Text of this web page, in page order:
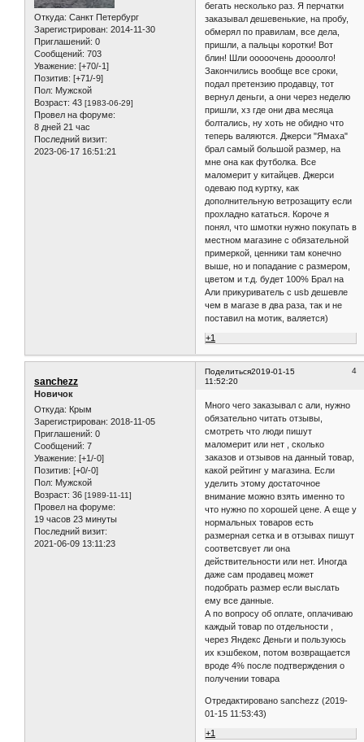
Откуда: Санкт Петербург
Зарегистрирован: 2014-11-30
Приглашений: 0
Сообщений: 703
Уважение: [+70/-1]
Позитив: [+71/-9]
Пол: Мужской
Возраст: 43 [1983-06-29]
Провел на форуме:
8 дней 21 час
Последний визит:
2023-06-17 16:51:21
бегать несколько раз. Я перчатки
заказывал дешевенькие, на пробу,
обмерял по правилам, все дела,
пришли, а пальцы коротки! Вот
блин! Шли ооооочень доооолго!
Закончились вообще все сроки,
подал претензию продавцу, тот
вернул деньги, а они через неделю
пришли, хз где они два месяца
болтались, ну хоть не обидно что
теперь валяются. Джерси "Ямаха"
брал самый большой размер, на
мне она как футболка. Все
маломерит у китайцев. Джерси
одеваю под куртку, как
дополнительную ветрозащиту если
прохладно кататься. Короче я
понял, что шмотки нужно покупать в
местном магазине с обязательной
примеркой, ценники там конечно
выше, но и попадание с размером,
цветом и т.д. будет 100% Брал на
Али прикуриватель с usb дешевле
чем в магазе в два раза, так и не
поставил на мотик, валяется)
+1
Поделиться 4
2019-01-15
11:52:20
sanchezz
Новичок
Откуда: Крым
Зарегистрирован: 2018-11-05
Приглашений: 0
Сообщений: 7
Уважение: [+1/-0]
Позитив: [+0/-0]
Пол: Мужской
Возраст: 36 [1989-11-11]
Провел на форуме:
19 часов 23 минуты
Последний визит:
2021-06-09 13:11:23
Много чего заказывал с али, нужно
обязательно читать отзывы,
смотреть что люди пишут
маломерит или нет , сколько
заказов и отзывов на данный товар,
какой рейтинг у магазина. Если
уделить этому достаточное
внимание можно взять именно то
что нужно по хорошей цене. А еще у
нормальных товаров есть
размерная сетка и в отзывах пишут
соответсвует ли она
действительности или нет. Иногда
даже сам продавец может
подобрать размер если выслать
ему все данные.
А по вопросу об оплате, оплачиваю
каждый товар по отдельности ,
через Яндекс Деньги и пользуюсь
их кэшбеком, потом возвращается
вроде 4% после подтверждения о
получении товара
Отредактировано sanchezz (2019-
01-15 11:53:43)
+1